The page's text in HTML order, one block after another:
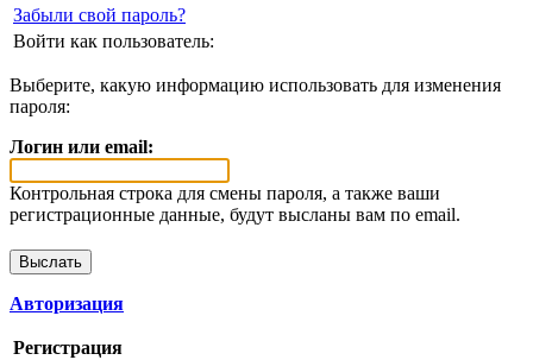
Забыли свой пароль?
Войти как пользователь:
Выберите, какую информацию использовать для изменения
пароля:
Логин или email:
Контрольная строка для смены пароля, а также ваши
регистрационные данные, будут высланы вам по email.
Авторизация
Регистрация